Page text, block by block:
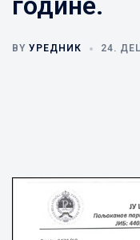
BY УРЕДНИК 24.